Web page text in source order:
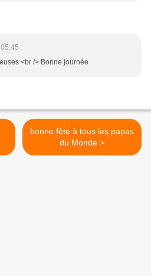
<br /> Bonne journée
bonne fête à tous les papas
du Monde >